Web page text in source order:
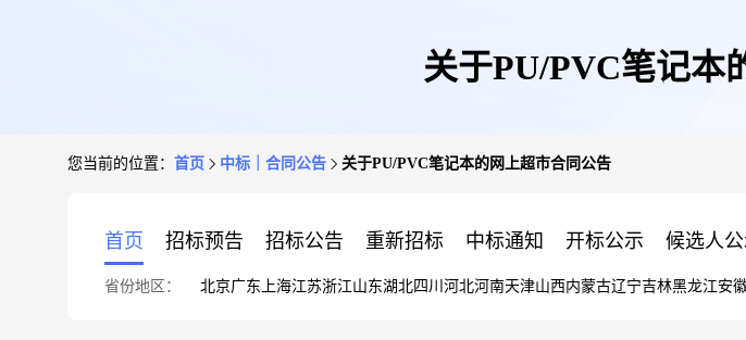
关于PU/PVC笔记本
您当前的位置： 首页 中标｜合同公告 关于PU/PVC笔记本的网上超市合同公告
首页 招标预告 招标公告 重新招标 中标通知 开标公示 候选人
省份地区： 北京广东 上海江苏浙江山东湖北四川 河北河南天津山西内蒙古辽宁吉林黑龙江安